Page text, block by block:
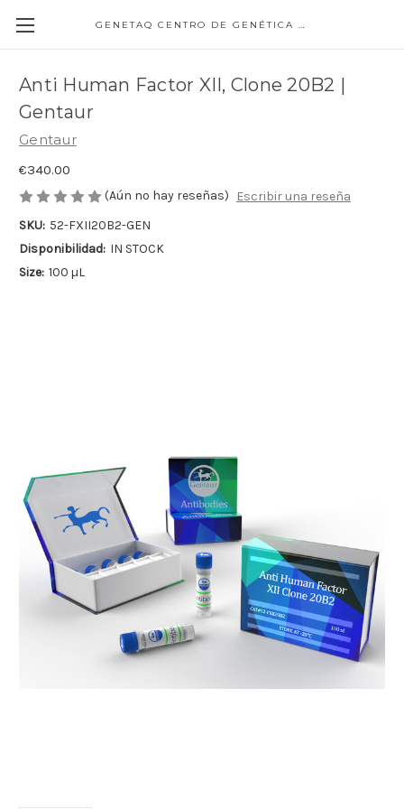
GENETAQ CENTRO DE GENÉTICA MOLECULAR
Anti Human Factor XII, Clone 20B2 |
Gentaur
Gentaur
€340.00
(Aún no hay reseñas)
Escribir una reseña
SKU: 52-FXII20B2-GEN
Disponibilidad: IN STOCK
Size: 100 µL